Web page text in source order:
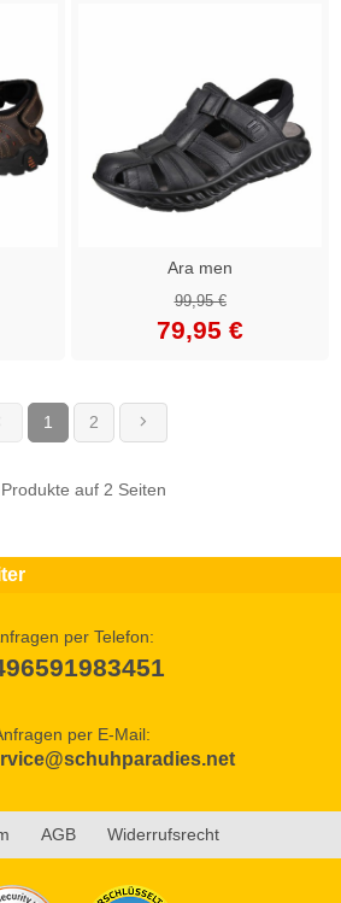
Ara men
99,95 €
79,95 €
1 (current)
2
auf 2 Seiten
per Telefon:
per E-Mail:
AGB Widerrufsrecht